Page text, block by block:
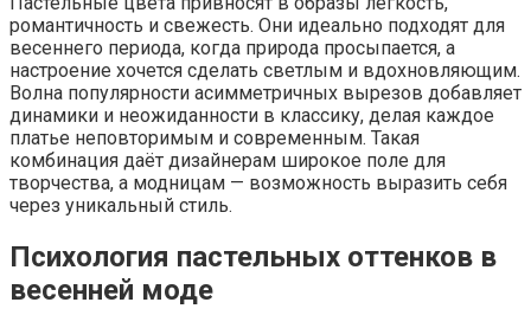
романтичность и свежесть. Они идеально подходят для
весеннего периода, когда природа просыпается, а
настроение хочется сделать светлым и вдохновляющим.
Волна популярности асимметричных вырезов добавляет
динамики и неожиданности в классику, делая каждое
платье неповторимым и современным. Такая
комбинация даёт дизайнерам широкое поле для
творчества, а модницам — возможность выразить себя
через уникальный стиль.
Психология пастельных оттенков в
весенней моде